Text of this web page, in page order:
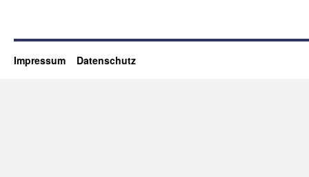
Impressum Datenschutz